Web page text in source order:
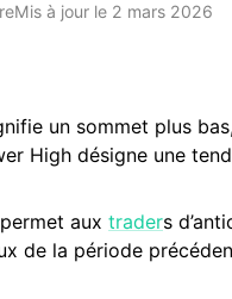
Mis à jour le 2 mars 2026
un sommet plus
High désigne une
aux traders
de la période